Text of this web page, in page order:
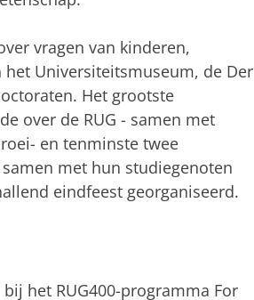
vragen van kinderen,
Universiteitsmuseum, de Der
Het grootste
over de RUG - samen met
en tenminste twee
met hun studiegenoten
eindfeest georganiseerd.
het RUG400-programma For